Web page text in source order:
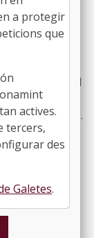
de relació
serveis
s'aprova el
de la
Renovables
i
de serveis
la
fins al
a protegir
que
actives.
tercers,
des
Galetes.